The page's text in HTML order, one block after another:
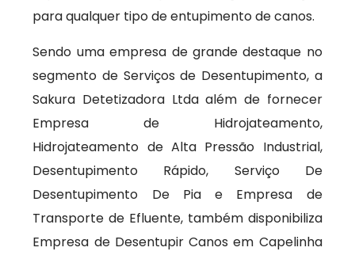
para qualquer tipo de entupimento de canos.
Sendo uma empresa de grande destaque no
segmento de Serviços de Desentupimento, a
Sakura Detetizadora Ltda além de fornecer
Empresa de Hidrojateamento,
Hidrojateamento de Alta Pressão Industrial,
Desentupimento Rápido, Serviço De
Desentupimento De Pia e Empresa de
Transporte de Efluente, também disponibiliza
Empresa de Desentupir Canos em Capelinha